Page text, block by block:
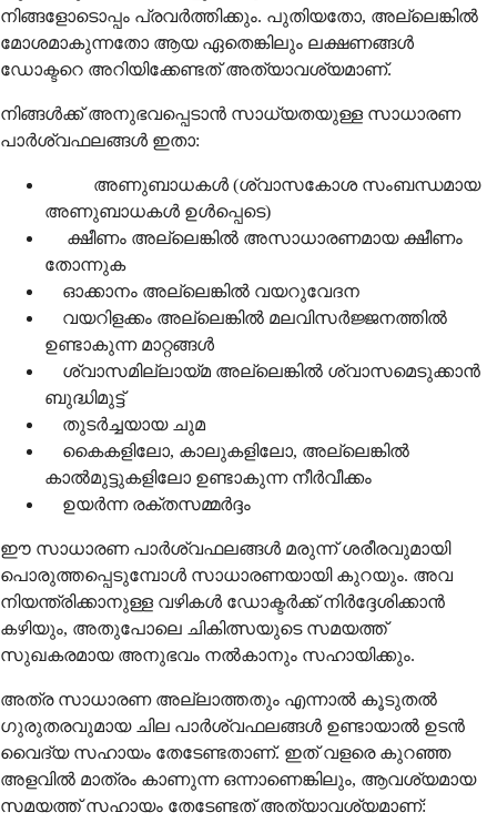
നിങ്ങളോടൊപ്പം പ്രവർത്തിക്കും. പുതിയതോ, അല്ലെങ്കിൽ
മോശമാകുന്നതോ ആയ ഏതെങ്കിലും ലക്ഷണങ്ങൾ
ഡോക്ടറെ അറിയിക്കേണ്ടത് അത്യാവശ്യമാണ്.
നിങ്ങൾക്ക് അനുഭവപ്പെടാൻ സാധ്യതയുള്ള സാധാരണ
പാർശ്വഫലങ്ങൾ ഇതാ:
അണുബാധകൾ (ശ്വാസകോശ സംബന്ധമായ
അണുബാധകൾ ഉൾപ്പെടെ)
ക്ഷീണം അല്ലെങ്കിൽ അസാധാരണമായ ക്ഷീണം
തോന്നുക
ഓക്കാനം അല്ലെങ്കിൽ വയറുവേദന
വയറിളക്കം അല്ലെങ്കിൽ മലവിസർജ്ജനത്തിൽ
ഉണ്ടാകുന്ന മാറ്റങ്ങൾ
ശ്വാസമില്ലായ്മ അല്ലെങ്കിൽ ശ്വാസമെടുക്കാൻ
ബുദ്ധിമുട്ട്
തുടർച്ചയായ ചുമ
കൈകളിലോ, കാലുകളിലോ, അല്ലെങ്കിൽ
കാൽമുട്ടുകളിലോ ഉണ്ടാകുന്ന നീർവീക്കം
ഉയർന്ന രക്തസമ്മർദ്ദം
ഈ സാധാരണ പാർശ്വഫലങ്ങൾ മരുന്ന് ശരീരവുമായി
പൊരുത്തപ്പെടുമ്പോൾ സാധാരണയായി കുറയും. അവ
നിയന്ത്രിക്കാനുള്ള വഴികൾ ഡോക്ടർക്ക് നിർദ്ദേശിക്കാൻ
കഴിയും, അതുപോലെ ചികിത്സയുടെ സമയത്ത്
സുഖകരമായ അനുഭവം നൽകാനും സഹായിക്കും.
അത്ര സാധാരണ അല്ലാത്തതും എന്നാൽ കൂടുതൽ
ഗുരുതരവുമായ ചില പാർശ്വഫലങ്ങൾ ഉണ്ടായാൽ ഉടൻ
വൈദ്യ സഹായം തേടേണ്ടതാണ്. ഇത് വളരെ കുറഞ്ഞ
അളവിൽ മാത്രം കാണുന്ന ഒന്നാണെങ്കിലും, ആവശ്യമായ
സമയത്ത് സഹായം തേടേണ്ടത് അത്യാവശ്യമാണ്: